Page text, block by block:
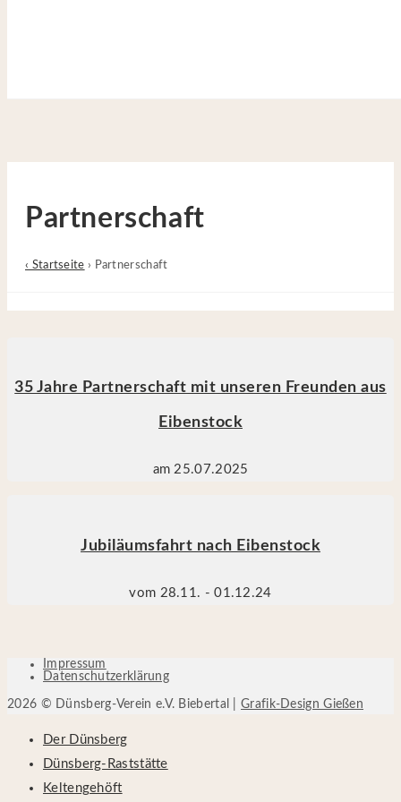
Partnerschaft
‹ Startseite › Partnerschaft
35 Jahre Partnerschaft mit unseren Freunden aus
Eibenstock
am 25.07.2025
Jubiläumsfahrt nach Eibenstock
vom 28.11. - 01.12.24
Impressum
Datenschutzerklärung
2026 © Dünsberg-Verein e.V. Biebertal |Grafik-Design Gießen
Der Dünsberg
Dünsberg-Raststätte
Keltengehöft